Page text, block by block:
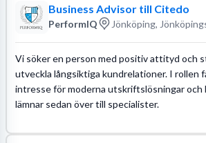
Business Advisor till Citedo
PerformIQ Jönköping,
Vi söker en person med positiv attityd och
utveckla långsiktiga kundrelationer. I rollen
intresse för moderna utskriftslösningar
lämnar sedan över till specialister.